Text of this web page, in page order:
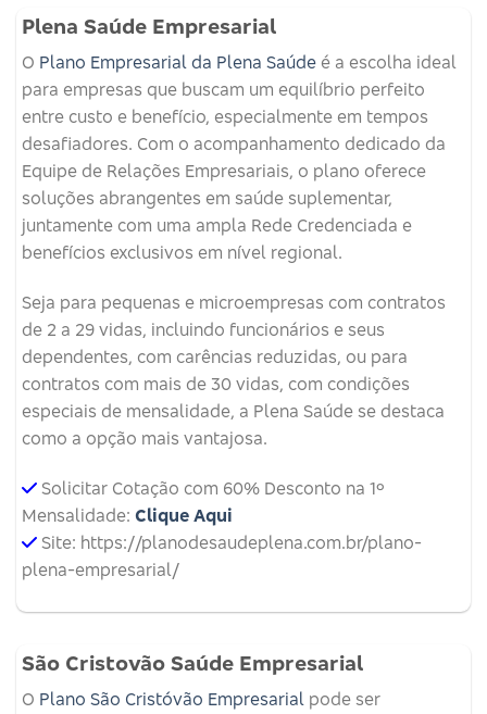
Plena Saúde Empresarial
O Plano Empresarial da Plena Saúde é a escolha ideal
para empresas que buscam um equilíbrio perfeito
entre custo e benefício, especialmente em tempos
desafiadores. Com o acompanhamento dedicado da
Equipe de Relações Empresariais, o plano oferece
soluções abrangentes em saúde suplementar,
juntamente com uma ampla Rede Credenciada e
benefícios exclusivos em nível regional.
Seja para pequenas e microempresas com contratos
de 2 a 29 vidas, incluindo funcionários e seus
dependentes, com carências reduzidas, ou para
contratos com mais de 30 vidas, com condições
especiais de mensalidade, a Plena Saúde se destaca
como a opção mais vantajosa.
Solicitar Cotação com 60% Desconto na 1º
Mensalidade: Clique Aqui
Site: https://planodesaudeplena.com.br/plano-
plena-empresarial/
São Cristovão Saúde Empresarial
O Plano São Cristóvão Empresarial pode ser